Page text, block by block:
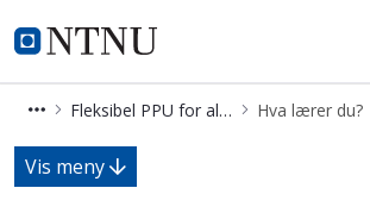
NTNU Hjemmeside
Fleksibel PPU for
Fleksibel PPU for allmennfag Hva lærer du?
Hva lærer du? -
Vis meny